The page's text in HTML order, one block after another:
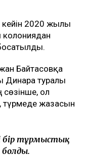
2020 жылы
Байтасовқа
Динара туралы
сөзінше, ол
түрмеде жазасын
бір тұрмыстық